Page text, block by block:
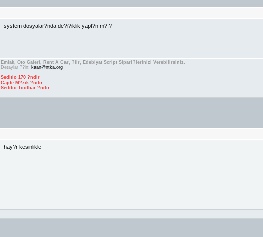
system dosyalar?nda de?i?iklik yapt?n m?.?
Emlak, Oto Galeri, Rent A Car, ?iir, Edebiyat Script Sipari?lerinizi Verebilirsiniz.
Detaylar ??in: kaan@ntka.org
Seditio 170 ?ndir
Capte M?zik ?ndir
Seditio Toolbar ?ndir
hay?r kesinlikle